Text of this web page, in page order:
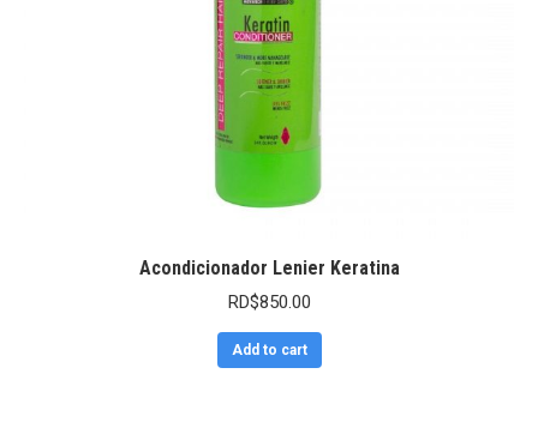
Acondicionador Lenier Keratina
RD$850.00
Add to cart